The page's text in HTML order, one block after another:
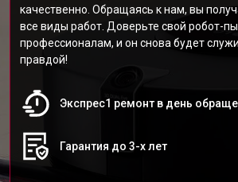
качественно. Обращаясь к нам, вы
все виды работ. Доверьте свой робот-
профессионалам, и он снова будет
правдой!
Экспрес1 ремонт в день
Гарантия до 3-х лет